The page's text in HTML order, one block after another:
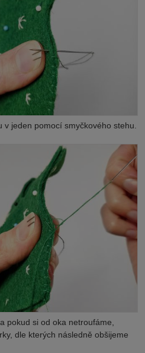
v jeden pomocí smyčkového stehu.
pokud si od oka netroufáme,
dle kterých následně obšijeme